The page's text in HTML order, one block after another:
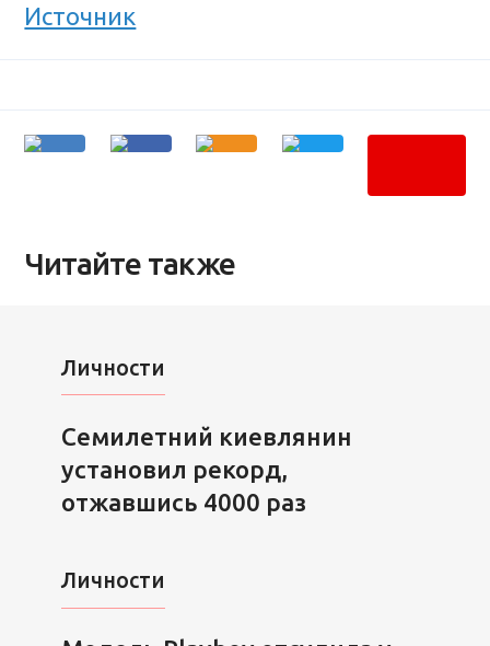
Источник
Читайте также
Личности
Семилетний киевлянин
установил рекорд,
отжавшись 4000 раз
Личности